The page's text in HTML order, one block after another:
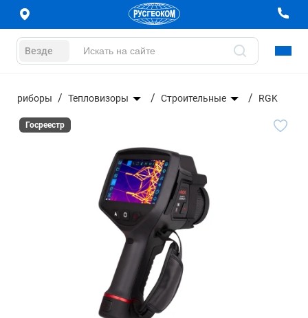
Везде
приборы Тепловизоры Строительные RGK
Госреестр